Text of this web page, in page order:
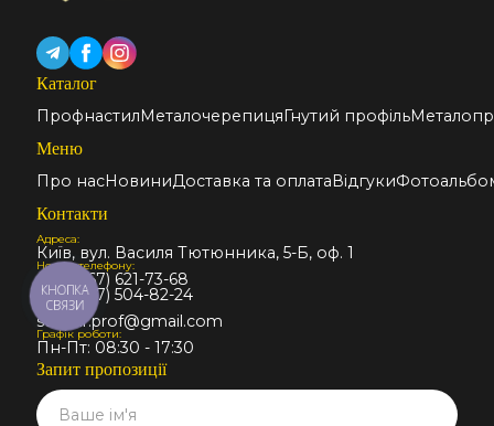
Каталог
ПрофнастилМеталочерепицяГнутий профіль
Меню
Про насНовиниДоставка та оплатаВідгуки
Контакти
Адреса:
Київ, вул. Василя Тютюнника, 5-Б, оф. 1
Номер телефону:
+38 (067) 621-73-68
+38 (067) 504-82-24
Email:
stalmir.prof@gmail.com
Графік роботи:
Пн-Пт: 08:30 - 17:30
Запит пропозиції
КНОПКА
СВЯЗИ